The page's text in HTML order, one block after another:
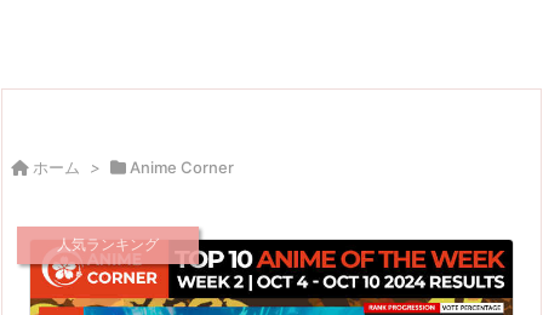
ホーム > Anime Corner
人気ランキング